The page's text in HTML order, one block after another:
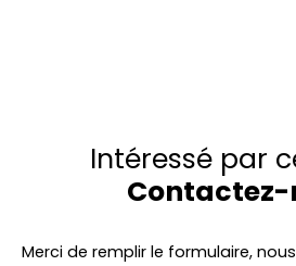
Intéressé par
Contactez-
Merci de remplir le formulaire,